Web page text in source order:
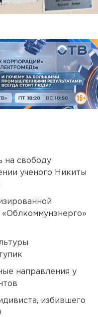
на свободу
ученого Никиты
направления у
избившего